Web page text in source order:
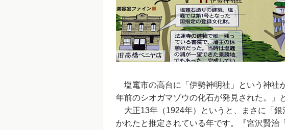
塩竃市の高台に「伊勢神明社」という神社
年前のシオガマゾウの化石が発見された。」
大正13年（1924年）というと、まさに「
かれたと推定されている年です。『宮沢賢治